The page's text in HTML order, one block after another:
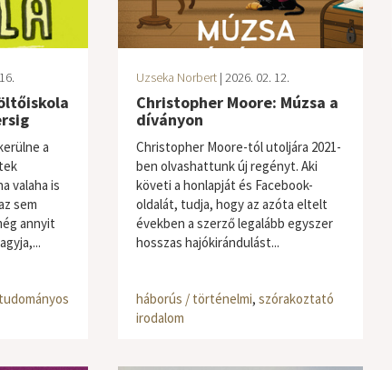
a
valaha is
sem
annyit
Uzseka Norbert| 2026. 02. 12.
Christopher Moore: Múzsa a
díványon
Christopher Moore-tól utoljára 2021-
ben olvashattunk új regényt. Aki
követi a honlapját és Facebook-
oldalát, tudja, hogy az azóta eltelt
években a szerző legalább egyszer
hosszas hajókirándulást...
háborús / történelmi, szórakoztató
irodalom